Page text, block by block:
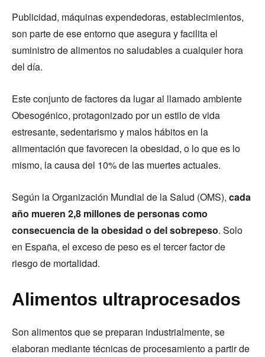
Publicidad, máquinas expendedoras, establecimientos,
son parte de ese entorno que asegura y facilita el
suministro de alimentos no saludables a cualquier hora
del día.
Este conjunto de factores da lugar al llamado ambiente
Obesogénico, protagonizado por un estilo de vida
estresante, sedentarismo y malos hábitos en la
alimentación que favorecen la obesidad, o lo que es lo
mismo, la causa del 10% de las muertes actuales.
Según la Organización Mundial de la Salud (OMS), cada
año mueren 2,8 millones de personas como
consecuencia de la obesidad o del sobrepeso. Solo
en España, el exceso de peso es el tercer factor de
riesgo de mortalidad.
Alimentos ultraprocesados
Son alimentos que se preparan industrialmente, se
elaboran mediante técnicas de procesamiento a partir de